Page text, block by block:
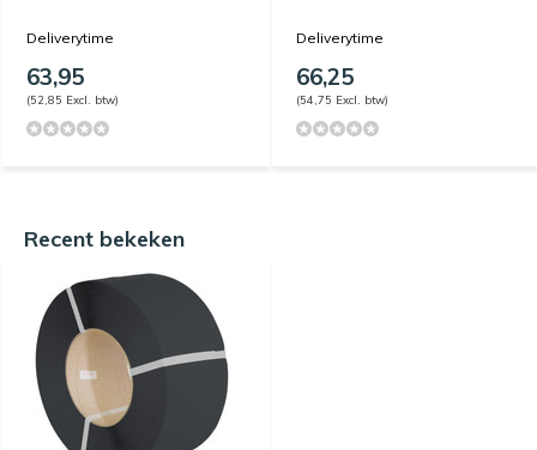
Deliverytime
63,95
(52,85 Excl. btw)
Deliverytime
66,25
(54,75 Excl. btw)
Recent bekeken